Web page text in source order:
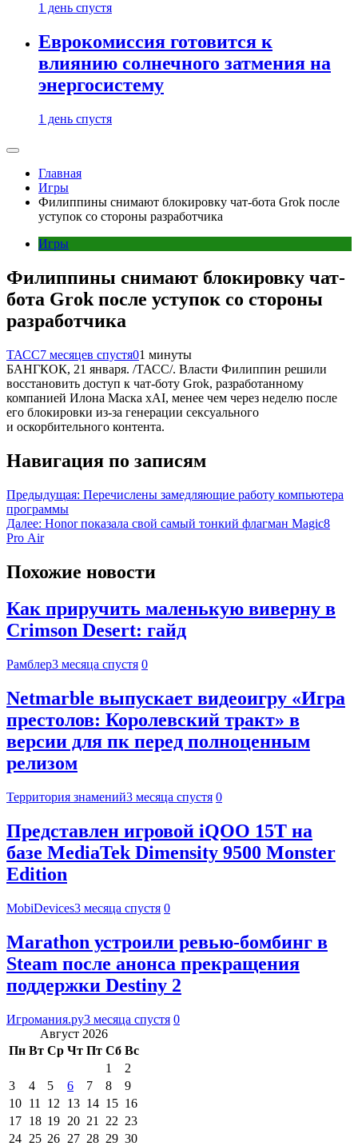
1 день спустя
Еврокомиссия готовится к
влиянию солнечного затмения на
энергосистему
1 день спустя
Главная
Игры
Филиппины снимают блокировку чат-бота Grok после
уступок со стороны разработчика
Игры
Филиппины снимают блокировку чат-
бота Grok после уступок со стороны
разработчика
ТАСС7 месяцев спустя01 минуты
БАНГКОК, 21 января. /ТАСС/. Власти Филиппин решили
восстановить доступ к чат-боту Grok, разработанному
компанией Илона Маска xAI, менее чем через неделю после
его блокировки из-за генерации сексуального
и оскорбительного контента.
Навигация по записям
Предыдущая: Перечислены замедляющие работу компьютера
программы
Далее: Honor показала свой самый тонкий флагман Magic8
Pro Air
Похожие новости
Как приручить маленькую виверну в
Crimson Desert: гайд
Рамблер3 месяца спустя 0
Netmarble выпускает видеоигру «Игра
престолов: Королевский тракт» в
версии для пк перед полноценным
релизом
Территория знамений3 месяца спустя 0
Представлен игровой iQOO 15T на
базе MediaTek Dimensity 9500 Monster
Edition
MobiDevices3 месяца спустя 0
Marathon устроили ревью-бомбинг в
Steam после анонса прекращения
поддержки Destiny 2
Игромания.ру3 месяца спустя 0
Август 2026
Пн Вт Ср Чт Пт Сб Вс
1
2
3
4 5 6 7 8
9
10 11 12 13 14 15 16
17 18 19 20 21 22 23
24 25 26 27 28 29 30